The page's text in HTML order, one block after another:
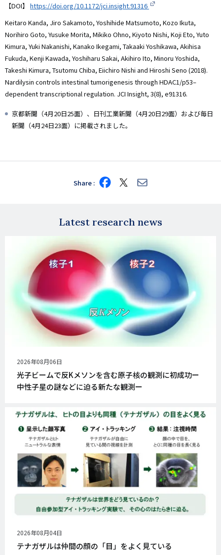
【DOI】 https://doi.org/10.1172/jci.insight.91316
Keitaro Kanda, Jiro Sakamoto, Yoshihide Matsumoto, Kozo Ikuta,
Norihiro Goto, Yusuke Morita, Mikiko Ohno, Kiyoto Nishi, Koji Eto, Yuto
Kimura, Yuki Nakanishi, Kanako Ikegami, Takaaki Yoshikawa, Akihisa
Fukuda, Kenji Kawada, Yoshiharu Sakai, Akihiro Ito, Minoru Yoshida,
Takeshi Kimura, Tsutomu Chiba, Eiichiro Nishi and Hiroshi Seno (2018).
Nardilysin controls intestinal tumorigenesis through HDAC1/p53–
dependent transcriptional regulation. JCI Insight, 3(8), e91316.
京都新聞（4月20日25面）、日刊工業新聞（4月20日29面）および毎日
新聞（4月24日23面）に掲載されました。
Share Share
on
Share
on
Share
via
Latest research news
公
開
日
2026年08月06日
光子ビームで反Kメソンを含む原子核の観測に初成功ー
中性子星の謎などに迫る新たな観測ー
公
開
日
2026年08月04日
テナガザルは仲間の顔の「目」をよく見ている